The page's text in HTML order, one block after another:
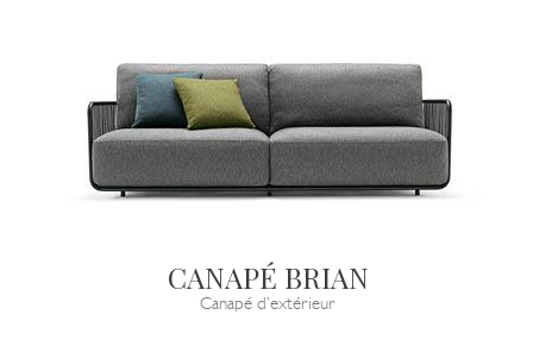
CANAPÉ BRIAN
Canapé d’extérieur